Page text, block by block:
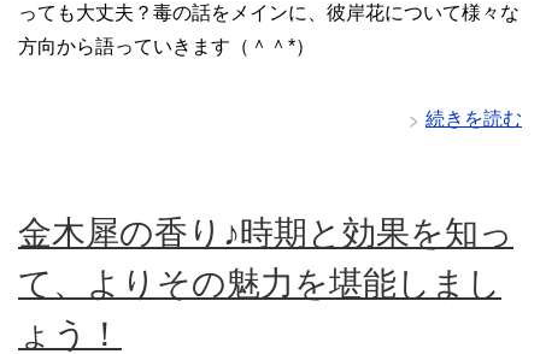
っても大丈夫？毒の話をメインに、彼岸花について様々な
方向から語っていきます（＾＾*）
続きを読む
金木犀の香り♪時期と効果を知っ
て、よりその魅力を堪能しまし
ょう！